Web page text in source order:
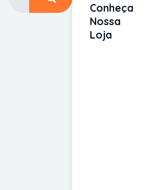
Conheça
Nossa
Loja